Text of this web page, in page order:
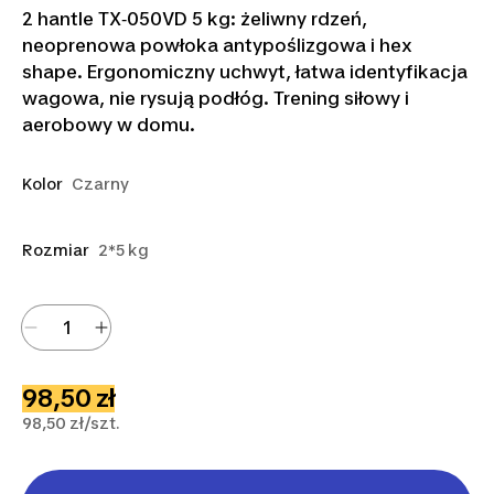
2 hantle TX‑050VD 5 kg: żeliwny rdzeń,
neoprenowa powłoka antypoślizgowa i hex
shape. Ergonomiczny uchwyt, łatwa identyfikacja
wagowa, nie rysują podłóg. Trening siłowy i
aerobowy w domu.
Kolor Czarny
Rozmiar 2*5 kg
98,50 zł
98,50 zł/szt.